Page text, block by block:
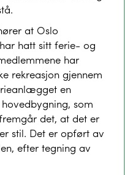
at Oslo
hatt sitt ferie- og
har
rekreasjon gjennem
en
som
det, at det er
stil. Det er opført av
efter tegning av